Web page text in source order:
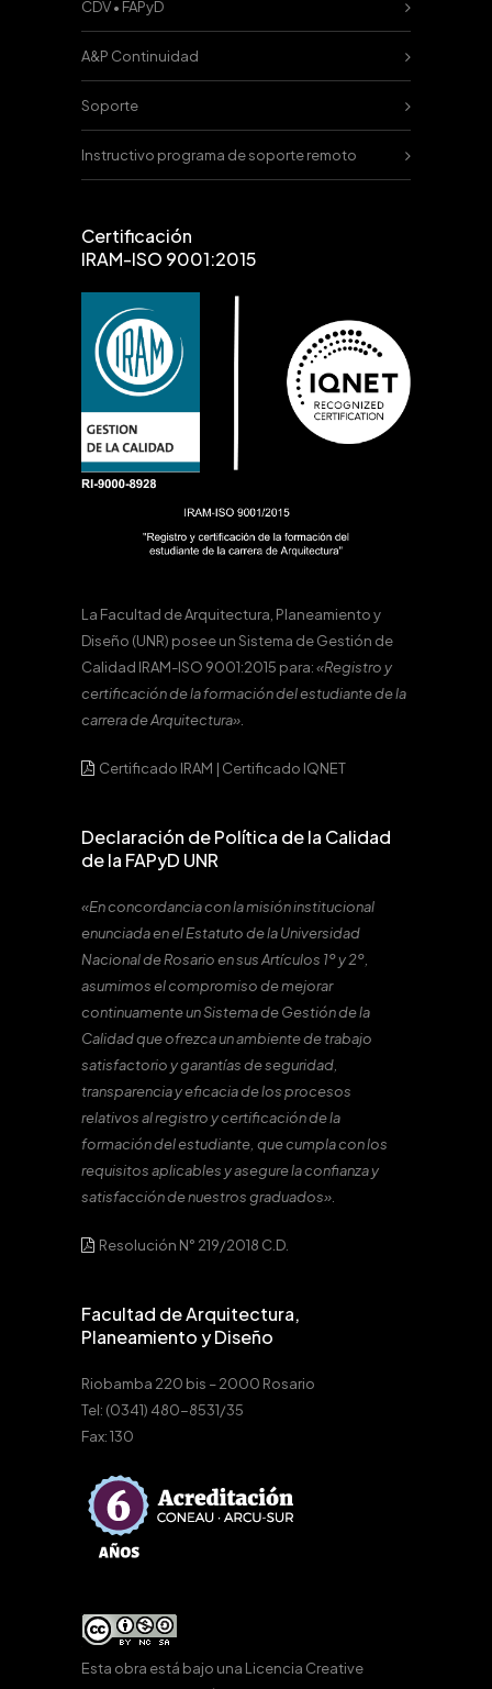
CDV • FAPyD
A&P Continuidad
Soporte
Instructivo programa de soporte remoto
Certificación
IRAM-ISO 9001:2015
La Facultad de Arquitectura, Planeamiento y
Diseño (UNR) posee un Sistema de Gestión de
Calidad IRAM-ISO 9001:2015 para:«Registro y
certificación de la formación del estudiante de la
carrera de Arquitectura».
Certificado IRAM | Certificado IQNET
Declaración de Política de la Calidad
de la FAPyD UNR
«En concordancia con la misión institucional
enunciada en el Estatuto de la Universidad
Nacional de Rosario en sus Artículos 1º y 2º,
asumimos el compromiso de mejorar
continuamente un Sistema de Gestión de la
Calidad que ofrezca un ambiente de trabajo
satisfactorio y garantías de seguridad,
transparencia y eficacia de los procesos
relativos al registro y certificación de la
formación del estudiante, que cumpla con los
requisitos aplicables y asegure la confianza y
satisfacción de nuestros graduados».
Resolución N° 219/2018 C.D.
Facultad de Arquitectura,
Planeamiento y Diseño
Riobamba 220 bis – 2000 Rosario
Tel: (0341) 480-8531/35
Fax: 130
Esta obra está bajo una Licencia Creative